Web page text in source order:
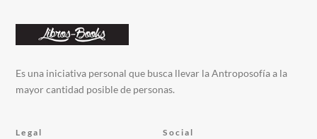
Es una iniciativa personal que busca llevar la Antroposofía a la
mayor cantidad posible de personas.
Legal Social